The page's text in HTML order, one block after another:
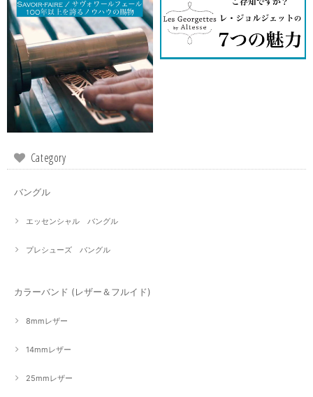
Category
バングル
エッセンシャル バングル
プレシューズ バングル
カラーバンド (レザー＆フルイド)
8mmレザー
14mmレザー
25mmレザー